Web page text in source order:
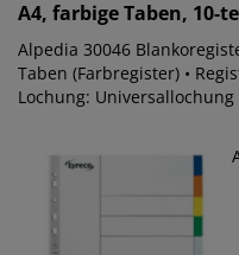
A4, farbige Taben, 10-
Alpedia 30046
Taben (Farbregister) •
Lochung: Universallochung